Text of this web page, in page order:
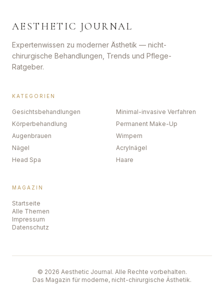
AESTHETIC JOURNAL
Expertenwissen zu moderner Ästhetik — nicht-
chirurgische Behandlungen, Trends und Pflege-
Ratgeber.
KATEGORIEN
Gesichtsbehandlungen
Minimal-invasive Verfahren
Körperbehandlung
Permanent Make-Up
Augenbrauen
Wimpern
Nägel
Acrylnägel
Head Spa
Haare
MAGAZIN
Startseite
Alle Themen
Impressum
Datenschutz
© 2026 Aesthetic Journal. Alle Rechte vorbehalten.
Das Magazin für moderne, nicht-chirurgische Ästhetik.